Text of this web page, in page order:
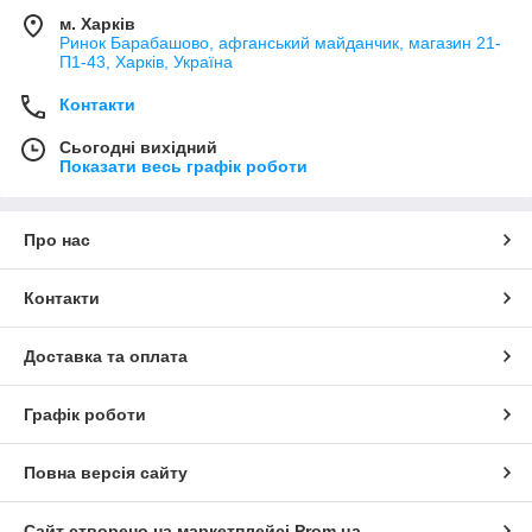
м. Харків
Ринок Барабашово, афганський майданчик, магазин 21-
П1-43, Харків, Україна
Контакти
Сьогодні вихідний
Показати весь графік роботи
Про нас
Контакти
Доставка та оплата
Графік роботи
Повна версія сайту